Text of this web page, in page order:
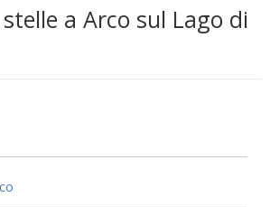
a Arco sul Lago di